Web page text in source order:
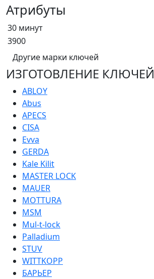
Атрибуты
30 минут
3900
Другие марки ключей
ИЗГОТОВЛЕНИЕ КЛЮЧЕЙ
ABLOY
Abus
APECS
CISA
Evva
GERDA
Kale Kilit
MASTER LOCK
MAUER
MOTTURA
MSM
Mul-t-lock
Palladium
STUV
WITTKOPP
БАРЬЕР